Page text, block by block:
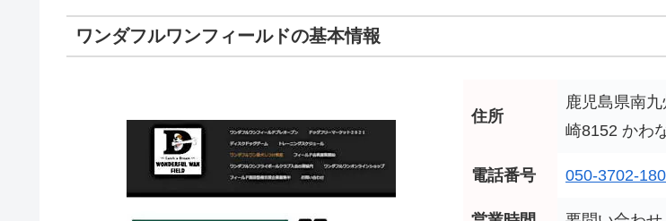
ワンダフルワンフィールドの基本情報
住所
鹿児島県南
崎8152 かわ
電話番号 050-3702-